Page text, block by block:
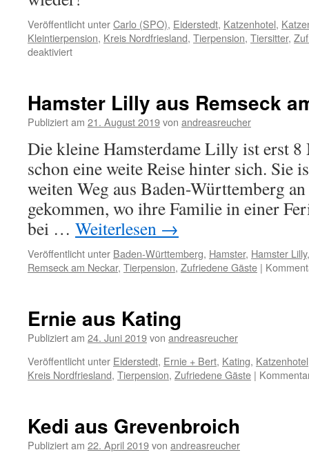
Veröffentlicht unterCarlo (SPO), Eiderstedt, Katzenhotel,
Kleintierpension, Kreis Nordfriesland, Tierpension, Tiersitter,
deaktiviertfür
St.
Peter-
Hamster Lilly aus Remseck
Publiziert am 21. August 2019von andreasreucher
Die kleine Hamsterdame Lilly ist erst 8
schon eine weite Reise hinter sich. Sie
weiten Weg aus Baden-Württemberg
gekommen, wo ihre Familie in einer
bei … Weiterlesen →
Veröffentlicht unter Baden-Württemberg, Hamster, Hamster Lilly
Remseck am Neckar, Tierpension, Zufriedene Gäste |
Ernie aus Kating
Publiziert am 24. Juni 2019von andreasreucher
Veröffentlicht unter Eiderstedt, Ernie + Bert, Kating, Katzenhotel
Kreis Nordfriesland, Tierpension, Zufriedene Gäste |
Kedi aus Grevenbroich
Publiziert am 22. April 2019von andreasreucher